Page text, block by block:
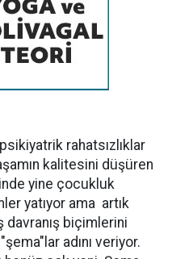
rahatsızlıklar
kalitesini düşüren
yine çocukluk
yatıyor ama artık
davranış biçimlerini
adını veriyor.